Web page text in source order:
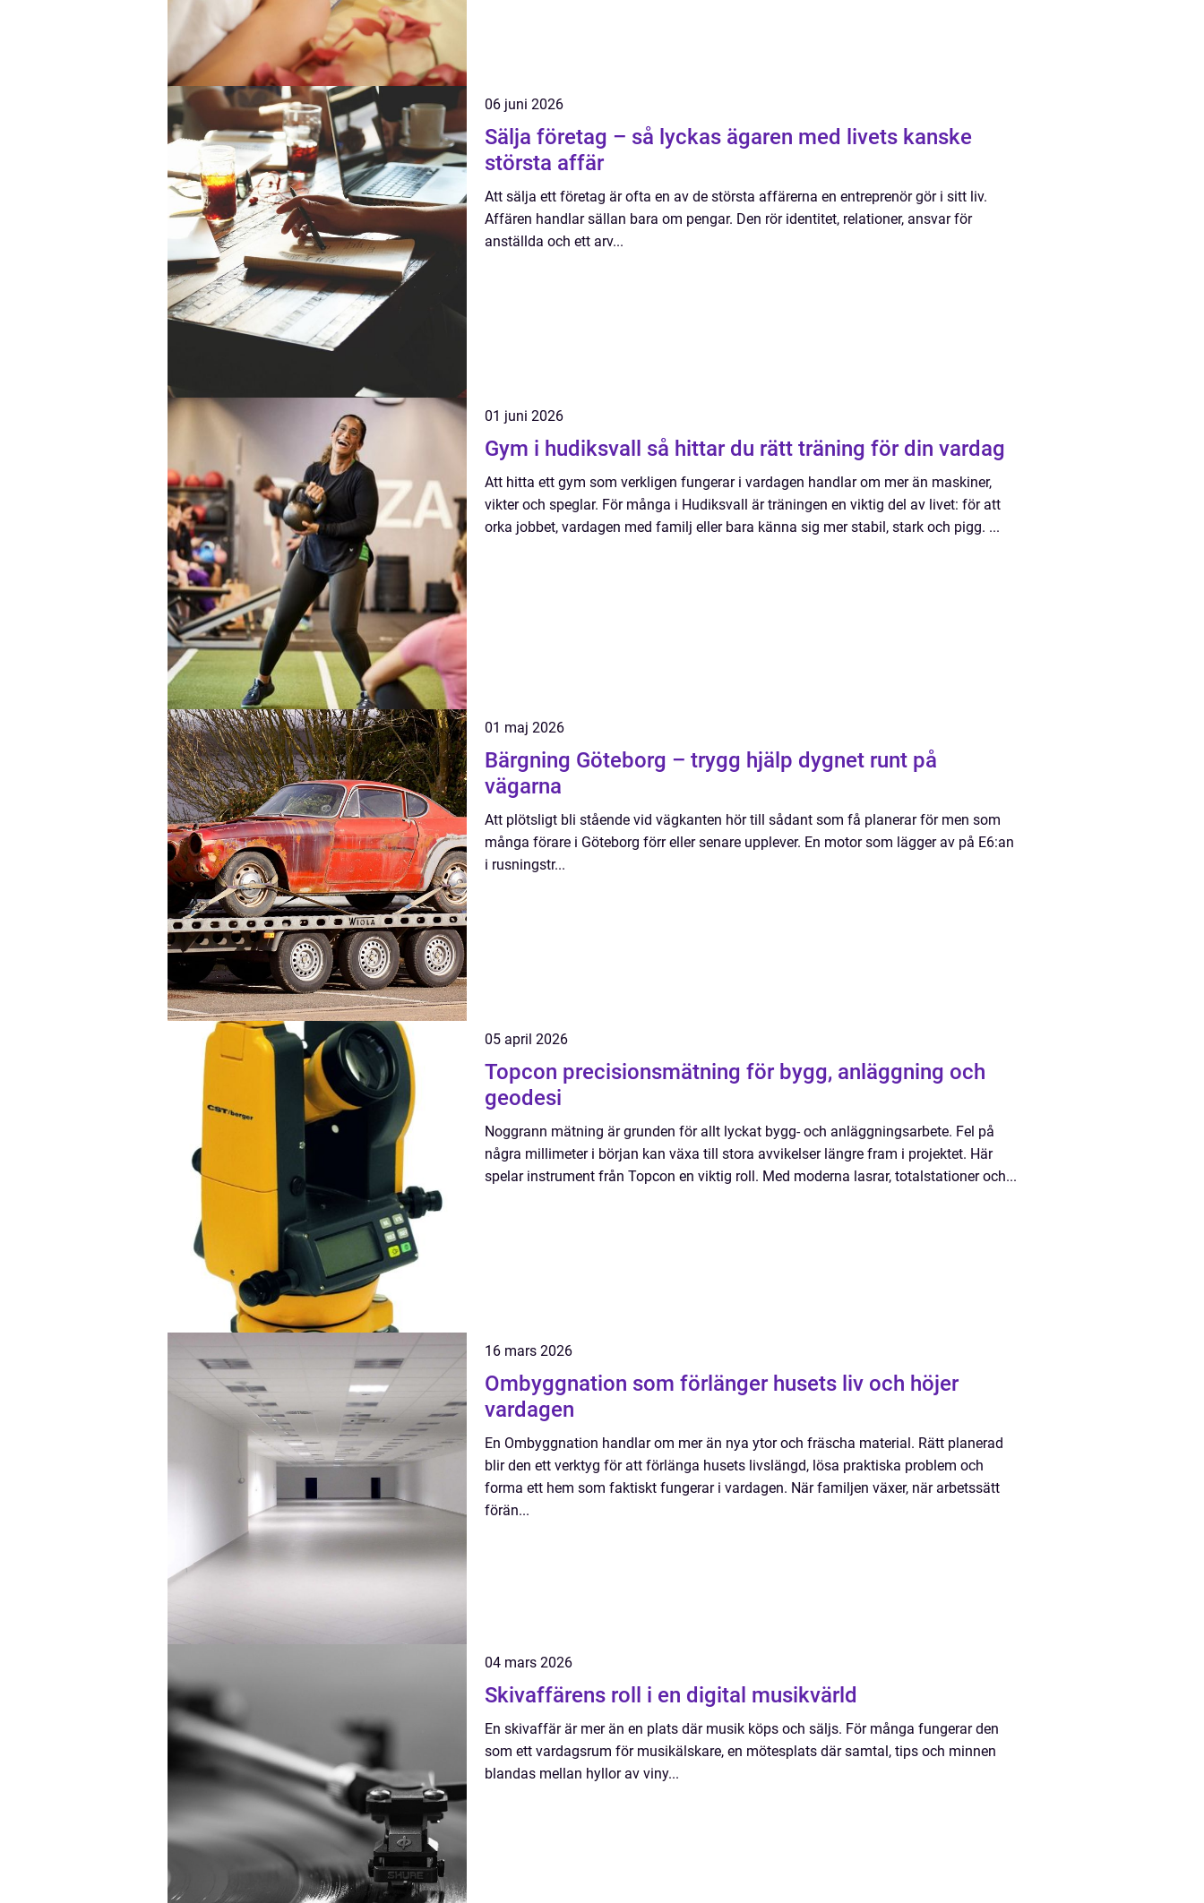
06 juni 2026
Sälja företag – så lyckas ägaren med livets kanske
största affär
Att sälja ett företag är ofta en av de största affärerna en entreprenör gör i sitt liv.
Affären handlar sällan bara om pengar. Den rör identitet, relationer, ansvar för
anställda och ett arv...
01 juni 2026
Gym i hudiksvall så hittar du rätt träning för din vardag
Att hitta ett gym som verkligen fungerar i vardagen handlar om mer än maskiner,
vikter och speglar. För många i Hudiksvall är träningen en viktig del av livet: för att
orka jobbet, vardagen med familj eller bara känna sig mer stabil, stark och pigg. ...
01 maj 2026
Bärgning Göteborg – trygg hjälp dygnet runt på
vägarna
Att plötsligt bli stående vid vägkanten hör till sådant som få planerar för men som
många förare i Göteborg förr eller senare upplever. En motor som lägger av på E6:an
i rusningstr...
05 april 2026
Topcon precisionsmätning för bygg, anläggning och
geodesi
Noggrann mätning är grunden för allt lyckat bygg- och anläggningsarbete. Fel på
några millimeter i början kan växa till stora avvikelser längre fram i projektet. Här
spelar instrument från Topcon en viktig roll. Med moderna lasrar, totalstationer och...
16 mars 2026
Ombyggnation som förlänger husets liv och höjer
vardagen
En Ombyggnation handlar om mer än nya ytor och fräscha material. Rätt planerad
blir den ett verktyg för att förlänga husets livslängd, lösa praktiska problem och
forma ett hem som faktiskt fungerar i vardagen. När familjen växer, när arbetssätt
förän...
04 mars 2026
Skivaffärens roll i en digital musikvärld
En skivaffär är mer än en plats där musik köps och säljs. För många fungerar den
som ett vardagsrum för musikälskare, en mötesplats där samtal, tips och minnen
blandas mellan hyllor av viny...